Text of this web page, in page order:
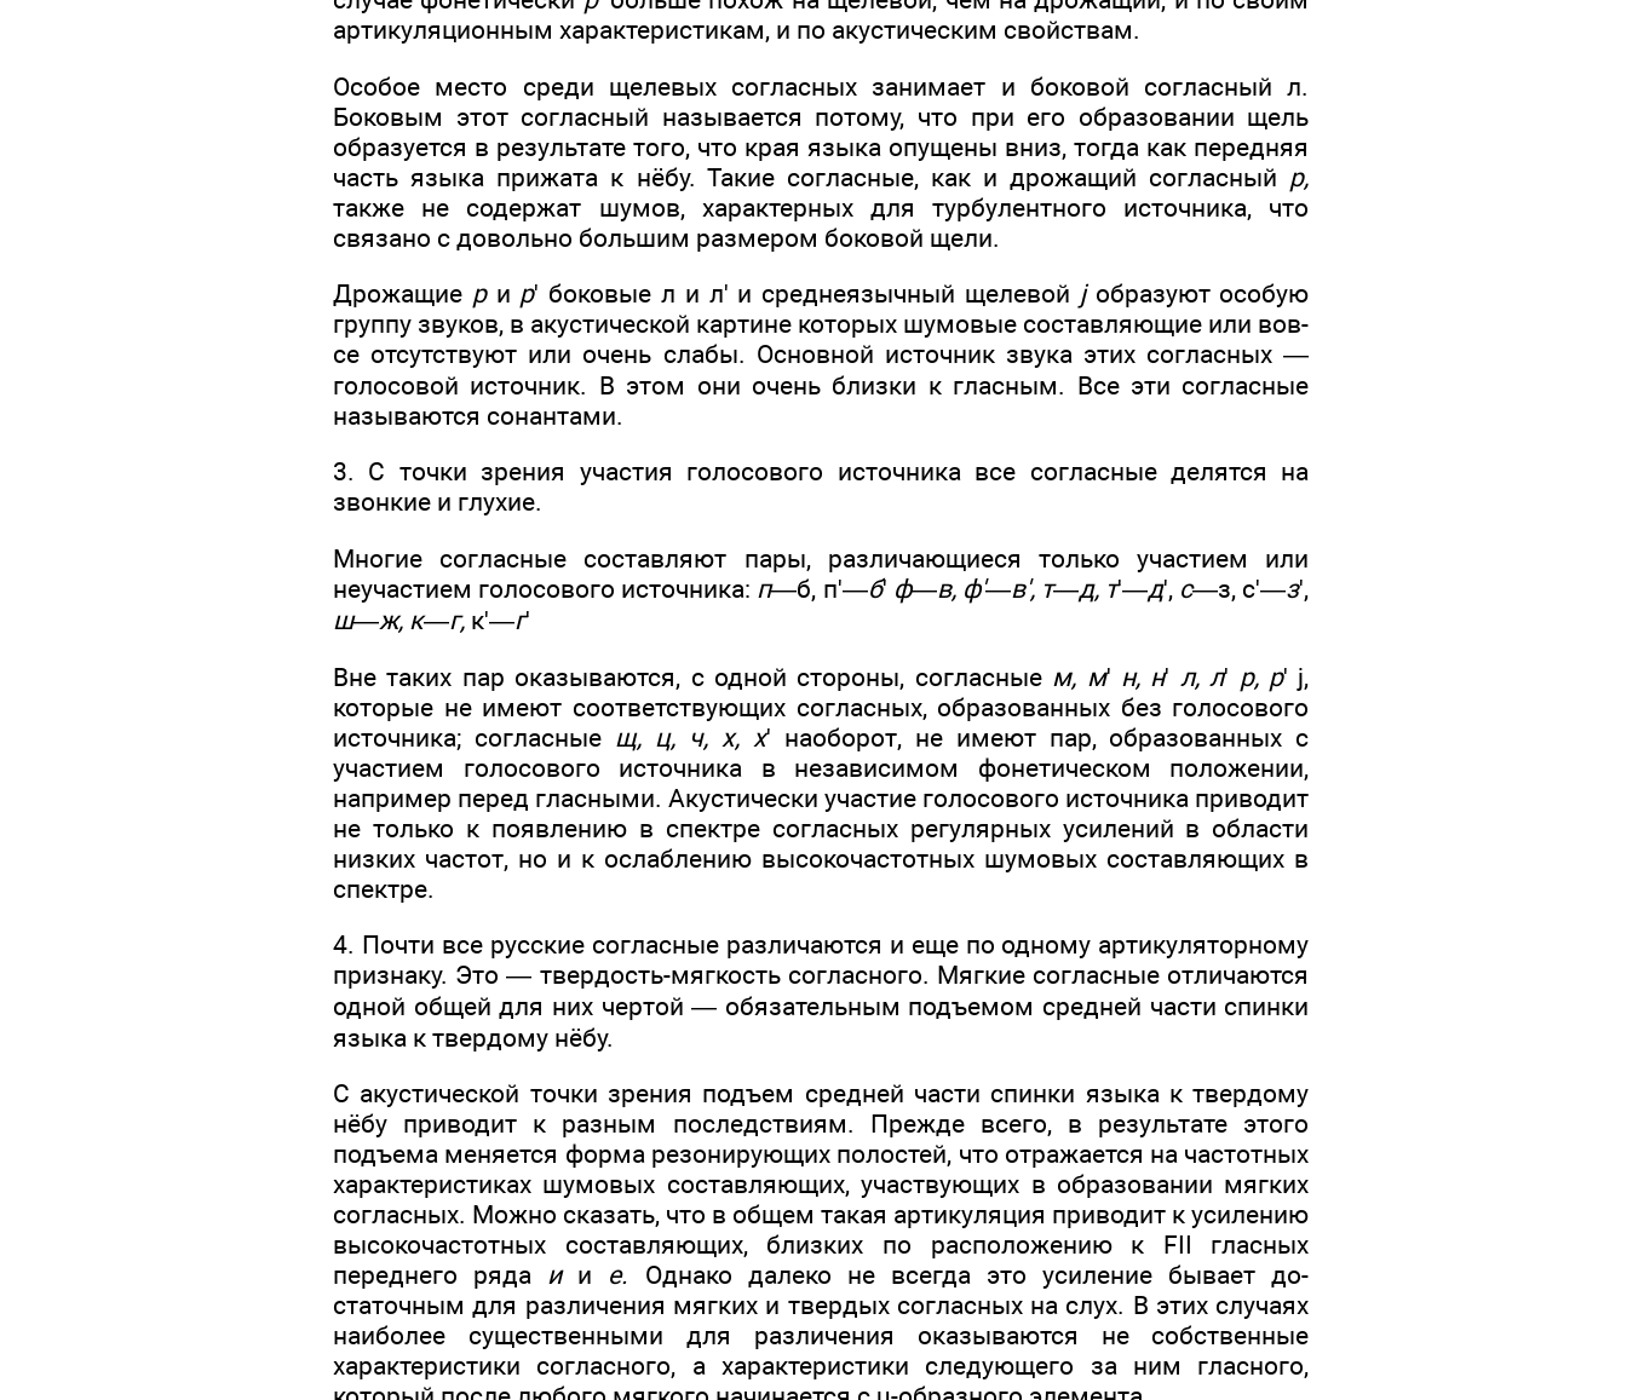
артикуляционным характеристикам, и по акустическим свойствам.
Особое место среди щелевых согласных занимает и боковой согласный л.
Боковым этот согласный назы­вается потому, что при его образовании щель
образу­ется в результате того, что края языка опущены вниз, тогда как передняя
часть языка прижата к нёбу. Такие согласные, как и дрожащий согласный р,
также не со­держат шумов, характерных для турбулентного источ­ника, что
связано с довольно большим размером боко­вой щели.
Дрожащие р и р' боковые л и л' и среднеязычный щелевой jобразуют особую
группу звуков, в акустиче­ской картине которых шумовые составляющие или вов­
се отсутствуют или очень слабы. Основной источник звука этих согласных —
голосовой источник. В этом они очень близки к гласным. Все эти согласные
называются сонантами.
3. С точки зрения участия голосового источ­ника все согласные делятся на
звонкие и глухие.
Многие согласные составляют пары, различающиеся только участием или
неучастием голосового источника: п—б, п'—б' ф—в, ф'—в', т—д, т'—д', с—з, с'—з',
ш—ж, к—г, к'—г'
Вне таких пар оказываются, с одной стороны, со­гласные м, м' н, н' л, л' р, р' j,
которые не имеют соот­ветствующих согласных, образованных без голосового
источника; согласные щ, ц, ч, х, х' наоборот, не имеют пар, образованных с
участием голосового источника в независимом фонетическом положении,
например перед гласными. Акустически участие голосового источника приводит
не только к появлению в спектре согласных регулярных усилений в области
низких частот, но и к ослаблению высокочастотных шумовых составляющих в
спектре.
4. Почти все русские согласные различаются и еще по одному артикуляторному
признаку. Это — твер­дость-мягкость согласного. Мягкие согласные отли­чаются
одной общей для них чертой — обязательным подъемом средней части спинки
языка к твердому нёбу.
С акустической точки зрения подъем средней части спинки языка к твердому
нёбу приводит к разным по­следствиям. Прежде всего, в результате этого
подъема меняется форма резонирующих полостей, что отража­ется на частотных
характеристиках шумовых составля­ющих, участвующих в образовании мягких
согласных. Можно сказать, что в общем такая артикуляция приво­дит к усилению
высокочастотных составляющих, близ­ких по расположению к FII гласных
переднего ряда и и е. Однако далеко не всегда это усиление бывает до­
статочным для различения мягких и твердых согласных на слух. В этих случаях
наиболее существенными для различения оказываются не собственные
характеристики согласного, а характеристики следующего за ним глас­ного,